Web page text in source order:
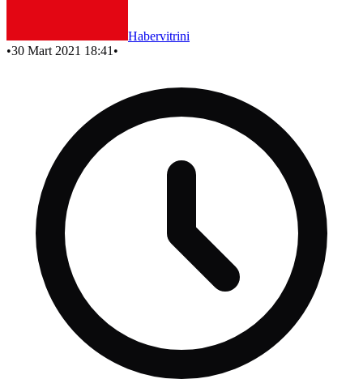
Habervitrini
•30 Mart 2021 18:41 •